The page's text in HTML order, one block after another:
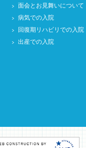
面会とお見舞いについて
病気での入院
回復期リハビリでの入院
出産での入院